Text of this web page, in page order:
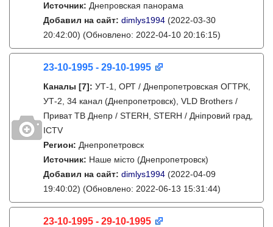
Источник: Днепровская панорама
Добавил на сайт: dimlys1994 (2022-03-30
20:42:00) (Обновлено: 2022-04-10 20:16:15)
23-10-1995 - 29-10-1995
Каналы [7]: УТ-1, ОРТ / Днепропетровская ОГТРК,
УТ-2, 34 канал (Днепропетровск), VLD Brothers /
Приват ТВ Днепр / STERH, STERH / Дніпровий град,
ICTV
Регион: Днепропетровск
Источник: Наше місто (Днепропетровск)
Добавил на сайт: dimlys1994 (2022-04-09
19:40:02) (Обновлено: 2022-06-13 15:31:44)
23-10-1995 - 29-10-1995